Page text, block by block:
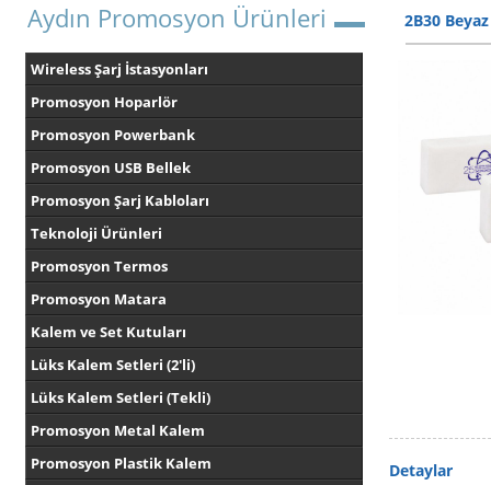
Aydın Promosyon Ürünleri
Wireless Şarj İstasyonları
Promosyon Hoparlör
Promosyon Powerbank
Promosyon USB Bellek
Promosyon Şarj Kabloları
Teknoloji Ürünleri
Promosyon Termos
Promosyon Matara
Kalem ve Set Kutuları
Lüks Kalem Setleri (2'li)
Lüks Kalem Setleri (Tekli)
Promosyon Metal Kalem
Promosyon Plastik Kalem
2B30
Detaylar